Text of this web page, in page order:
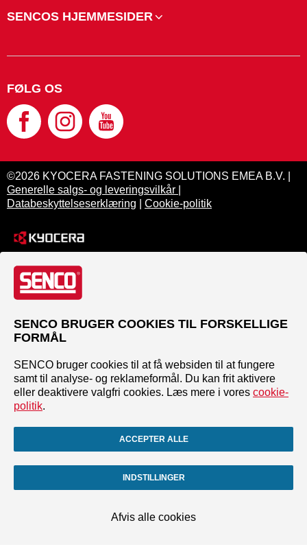
SENCOS HJEMMESIDER
FØLG OS
©2026 KYOCERA FASTENING SOLUTIONS EMEA B.V. |
Generelle salgs- og leveringsvilkår
Databeskyttelseserklæring
Cookie-politik
SENCO BRUGER COOKIES TIL FORSKELLIGE
FORMÅL
SENCO bruger cookies til at få websiden til at fungere
samt til analyse- og reklameformål. Du kan frit aktivere
eller deaktivere valgfri cookies. Læs mere i vores cookie-
politik.
ACCEPTER ALLE
INDSTILLINGER
Afvis alle cookies